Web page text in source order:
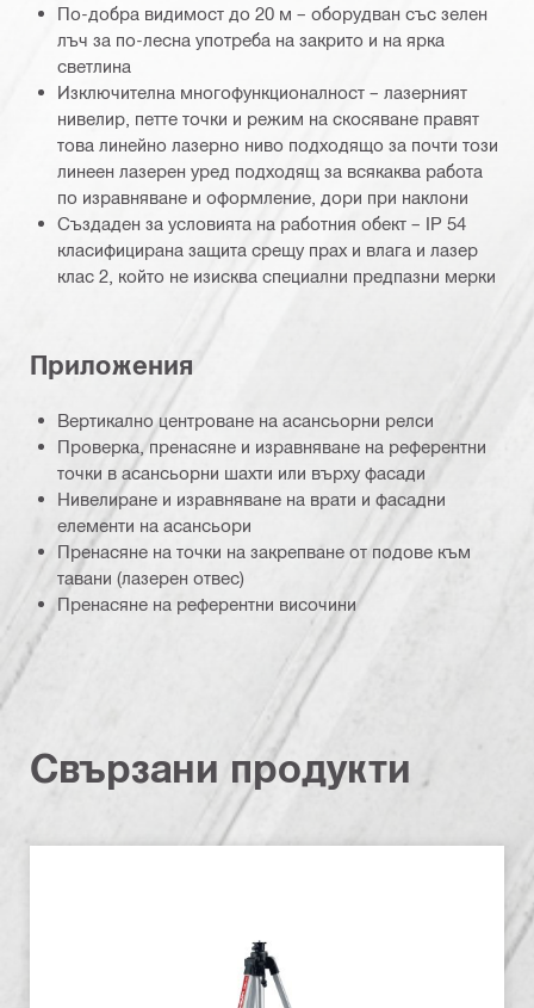
По-добра видимост до 20 м – оборудван със зелен
лъч за по-лесна употреба на закрито и на ярка
светлина
Изключителна многофункционалност – лазерният
нивелир, петте точки и режим на скосяване правят
това линейно лазерно ниво подходящо за почти този
линеен лазерен уред подходящ за всякаква работа
по изравняване и оформление, дори при наклони
Създаден за условията на работния обект – IP 54
класифицирана защита срещу прах и влага и лазер
клас 2, който не изисква специални предпазни мерки
Приложения
Вертикално центроване на асансьорни релси
Проверка, пренасяне и изравняване на референтни
точки в асансьорни шахти или върху фасади
Нивелиране и изравняване на врати и фасадни
елементи на асансьори
Пренасяне на точки на закрепване от подове към
тавани (лазерен отвес)
Пренасяне на референтни височини
Свързани продукти